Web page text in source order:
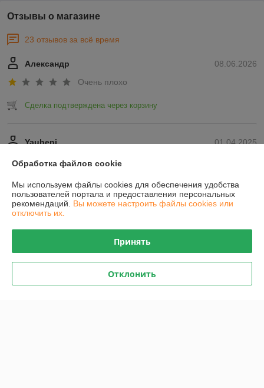
Отзывы о магазине
23 отзывов за всё время
08.06.2026
Александр
Очень плохо
Сделка подтверждена через корзину
01.04.2025
Yauheni
Отлично
Показать все отзывы
Контакты
Обработка файлов cookie
Мы используем файлы cookies для обеспечения удобства
пользователей портала и предоставления персональных
рекомендаций. Вы можете настроить файлы cookies или
отключить их.
Принять
Отклонить